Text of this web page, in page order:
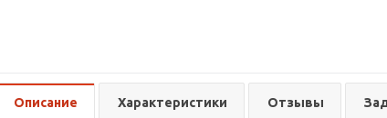
Описание Характеристики Отзывы